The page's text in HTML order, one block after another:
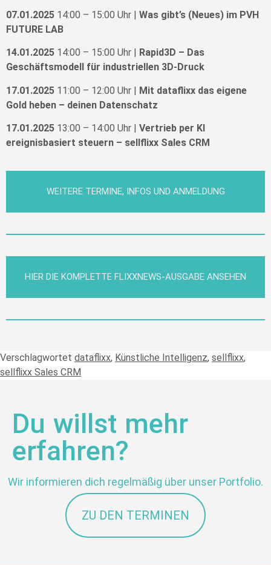
07.01.2025 14:00 – 15:00 Uhr | Was gibt’s (Neues) im PVH
FUTURE LAB
14.01.2025 14:00 – 15:00 Uhr |
Rapid3D – Das
Geschäftsmodell für industriellen 3D-Druck
17.01.2025 11:00 – 12:00 Uhr | Mit dataflixx das eigene
Gold heben – deinen Datenschatz
17.01.2025 13:00 – 14:00 Uhr | Vertrieb per KI
ereignisbasiert steuern – sellflixx Sales CRM
WEITERE TERMINE, INFOS UND ANMELDUNG
HIER DIE KOMPLETTE FLIXXNEWS-AUSGABE ANSEHEN
Verschlagwortet dataflixx, Künstliche Intelligenz, sellflixx,
sellflixx Sales CRM
Du willst mehr
erfahren?
Wir informieren dich regelmäßig über unser Portfolio.
ZU DEN TERMINEN